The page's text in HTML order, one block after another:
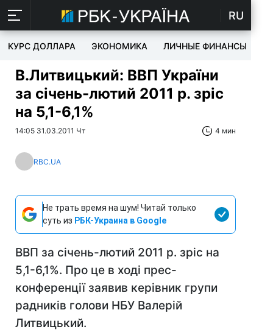
RU
КУРС ДОЛЛАРА ЭКОНОМИКА ЛИЧНЫЕ ФИНАНСЫ
В.Литвицький: ВВП України
за січень-лютий 2011 р. зріс
на 5,1-6,1%
14:05 31.03.2011 Чт 4 мин
RBC.UA
Не трать время на шум! Читай только
суть из РБК-Украина в Google
ВВП за січень-лютий 2011 р. зріс на
5,1-6,1%. Про це в ході прес-
конференції заявив керівник групи
радників голови НБУ Валерій
Литвицький.